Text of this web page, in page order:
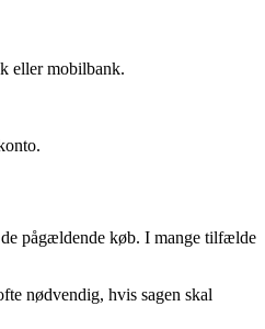
eller mobilbank.
pågældende køb. I mange tilfælde
nødvendig, hvis sagen skal